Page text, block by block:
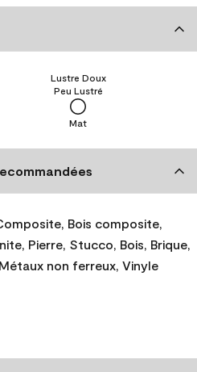
Mat
Peu Lustré
Lustre Doux
Bois composite,
Pierre, Stucco, Bois, Brique,
Métaux non ferreux, Vinyle